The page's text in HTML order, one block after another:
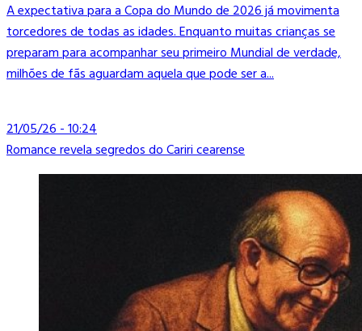
A expectativa para a Copa do Mundo de 2026 já movimenta
torcedores de todas as idades. Enquanto muitas crianças se
preparam para acompanhar seu primeiro Mundial de verdade,
milhões de fãs aguardam aquela que pode ser a...
21/05/26 - 10:24
Romance revela segredos do Cariri cearense